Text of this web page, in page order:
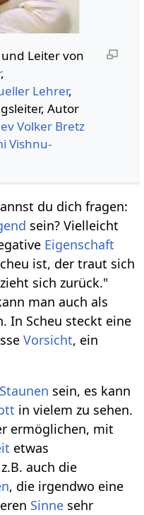
Leiter von
,
Lehrer,
Autor
Volker Bretz
Vishnu-
du dich fragen:
sein? Vielleicht
Eigenschaft
ist, der traut sich
sich zurück."
man auch als
In Scheu steckt eine
Vorsicht, ein
Staunen sein, es kann
in vielem zu sehen.
ermöglichen, mit
etwas
auch die
, die irgendwo eine
Sinne sehr